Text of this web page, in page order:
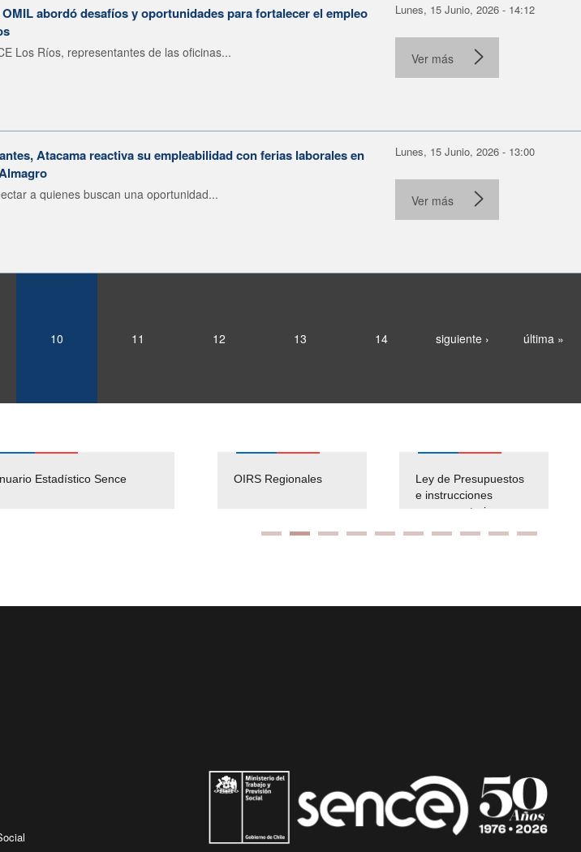
abordó desafíos y oportunidades para fortalecer el empleo
Los Ríos, representantes de las oficinas...
Lunes, 15 Junio, 2026 - 14:12
Ver más
Atacama reactiva su empleabilidad con ferias laborales en
a quienes buscan una oportunidad...
Lunes, 15 Junio, 2026 - 13:00
Ver más
10 11 12 13 14 siguiente › última »
Estadístico Sence
Solicitud Audiencias y
OIRS Regionales
Ley de Presupuestos
e instrucciones
presuspuetarias